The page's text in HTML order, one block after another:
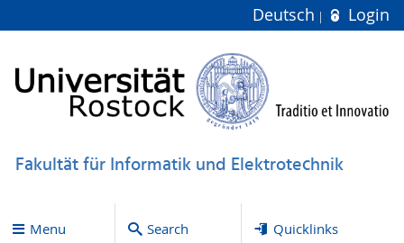
Deutsch Login
Fakultät für Informatik und Elektrotechnik
Menu Search Quicklinks